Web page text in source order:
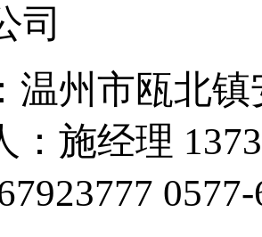
温州市瓯北
：施经理